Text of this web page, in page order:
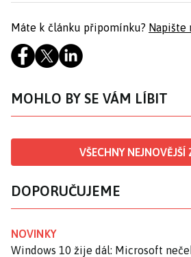
Máte k článku připomínku? Napište
MOHLO BY SE VÁM LÍBIT
VŠECHNY NEJNOVĚJŠÍ
DOPORUČUJEME
NOVINKY
Windows 10 žije dál: Microsoft